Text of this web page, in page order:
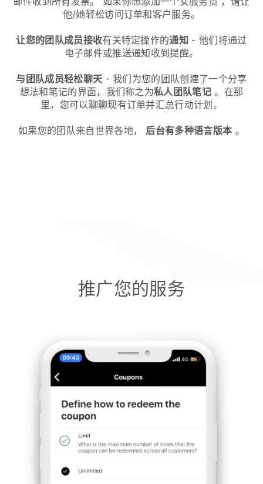
他/她轻松访问订单和客户服务。
让您的团队成员接收有关特定操作的通知 - 他们将通过
电子邮件或推送通知收到提醒。
与团队成员轻松聊天 - 我们为您的团队创建了一个分享
想法和笔记的界面，我们称之为私人团队笔记 。在那
里，您可以聊聊现有订单并汇总行动计划。
如果您的团队来自世界各地， 后台有多种语言版本 。
推广您的服务